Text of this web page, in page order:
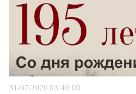
31/07/2026 03:40:00